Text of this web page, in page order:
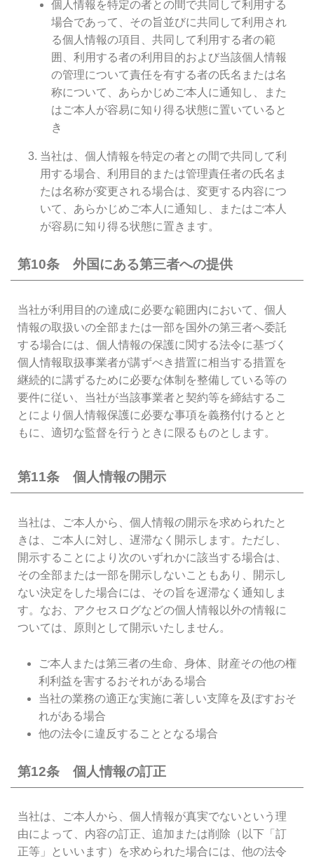
個人情報を特定の者との間で共同して利用する
場合であって、その旨並びに共同して利用され
る個人情報の項目、共同して利用する者の範
囲、利用する者の利用目的および当該個人情報
の管理について責任を有する者の氏名または名
称について、あらかじめご本人に通知し、また
はご本人が容易に知り得る状態に置いていると
き
当社は、個人情報を特定の者との間で共同して利
用する場合、利用目的または管理責任者の氏名ま
たは名称が変更される場合は、変更する内容につ
いて、あらかじめご本人に通知し、またはご本人
が容易に知り得る状態に置きます。
第10条 外国にある第三者への提供
当社が利用目的の達成に必要な範囲内において、個人
情報の取扱いの全部または一部を国外の第三者へ委託
する場合には、個人情報の保護に関する法令に基づく
個人情報取扱事業者が講ずべき措置に相当する措置を
継続的に講ずるために必要な体制を整備している等の
要件に従い、当社が当該事業者と契約等を締結するこ
とにより個人情報保護に必要な事項を義務付けるとと
もに、適切な監督を行うときに限るものとします。
第11条 個人情報の開示
当社は、ご本人から、個人情報の開示を求められたと
きは、ご本人に対し、遅滞なく開示します。ただし、
開示することにより次のいずれかに該当する場合は、
その全部または一部を開示しないこともあり、開示し
ない決定をした場合には、その旨を遅滞なく通知しま
す。なお、アクセスログなどの個人情報以外の情報に
ついては、原則として開示いたしません。
ご本人または第三者の生命、身体、財産その他の権
利利益を害するおそれがある場合
当社の業務の適正な実施に著しい支障を及ぼすおそ
れがある場合
他の法令に違反することとなる場合
第12条 個人情報の訂正
当社は、ご本人から、個人情報が真実でないという理
由によって、内容の訂正、追加または削除（以下「訂
正等」といいます）を求められた場合には、他の法令